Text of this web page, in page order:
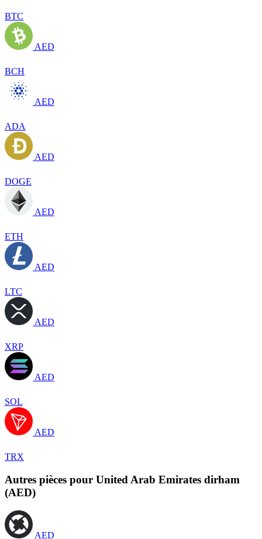
BTC
AED
BCH
AED
ADA
AED
DOGE
AED
ETH
AED
LTC
AED
XRP
AED
SOL
AED
TRX
Autres pièces pour United Arab Emirates dirham
(AED)
AED